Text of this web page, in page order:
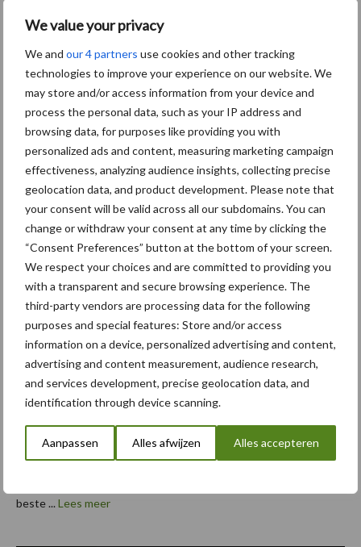
We value your privacy
We and our 4 partners use cookies and other tracking
technologies to improve your experience on our website. We
may store and/or access information from your device and
process the personal data, such as your IP address and
browsing data, for purposes like providing you with
personalized ads and content, measuring marketing campaign
effectiveness, analyzing audience insights, collecting precise
geolocation data, and product development. Please note that
your consent will be valid across all our subdomains. You can
change or withdraw your consent at any time by clicking the
“Consent Preferences” button at the bottom of your screen.
We respect your choices and are committed to providing you
with a transparent and secure browsing experience. The
third-party vendors are processing data for the following
purposes and special features: Store and/or access
information on a device, personalized advertising and content,
advertising and content measurement, audience research,
and services development, precise geolocation data, and
identification through device scanning.
Aanpassen Alles afwijzen Alles accepteren
serie
voor
Op de komende editie van de EIMA-beurs in Italië (vanaf 9
november) zal Deutz-Fahr de tractoren van de nieuwe 6.4-serie
aan het publiek tonen. Deze serie bevat drie tractoren met
maximale vermogens van 136, 147 en 156 pk. De ...Lees meer
JCB
present
eert
Fastrac
iCON
3 mei 2022
JCB stelde
persconferentie met publiek in drie jaar zijn nieuwigheden voor. In
het hoofdkwartier in het Britse Rocester werd de Fastrac iCON
beste ... Lees meer